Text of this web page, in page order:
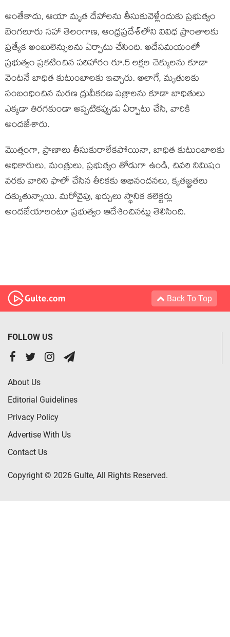
అంతేకాదు, ఆయా మృత దేహాలను తీసుకువెళ్లేందుకు ప్రభుత్వం
బెంగలూరు సహా తెలంగాణ, ఆంధ్రప్రదేశ్‌లోని వివిధ ప్రాంతాలకు
ప్రత్యేక అంబులెన్సులను ఏర్పాటు చేసింది. అదేసమయంలో
ప్రభుత్వం ప్రకటించిన పరిహారం రూ.5 లక్షల చెక్కులను కూడా
వెంటనే బాధిత కుటుంబాలకు ఇచ్చారు. అలాగే, మృతులకు
సంబంధించిన మరణ ధ్రువీకరణ పత్రాలను కూడా బాధితులు
ఎక్కడా తిరగకుండా అప్పటికప్పుడు ఏర్పాటు చేసి, వారికి
అందజేశారు.
మొత్తంగా, ప్రాణాలు తీసుకురాలేకపోయినా, బాధిత కుటుంబాలకు
అధికారులు, మంత్రులు, ప్రభుత్వం తోడుగా ఉండి, చివరి నిమిషం
వరకు వారిని ఫాలో చేసిన తీరికకు అభినందనలు, కృతజ్ఞతలు
దక్కుతున్నాయి. మరోవైపు, ఖర్చులు స్థానిక కలెక్టర్లు
అందజేయాలంటూ ప్రభుత్వం ఆదేశించినట్లు తెలిసింది.
Back To Top
FOLLOW US
About Us
Editorial Guidelines
Privacy Policy
Advertise With Us
Contact Us
Copyright © 2026 Gulte, All Rights Reserved.